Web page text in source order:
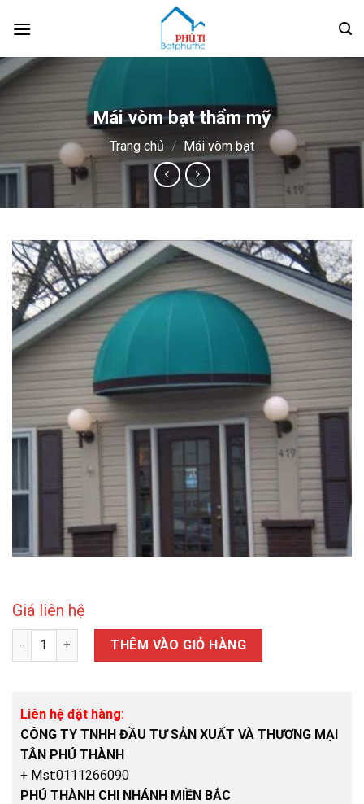
Mái vòm bạt thẩm mỹ
Trang chủ / Mái vòm bạt
Giá liên hệ
Mái vòm bạt thẩm mỹ số lượngTHÊM VÀO GIỎ HÀNG
Liên hệ đặt hàng:
CÔNG TY TNHH ĐẦU TƯ SẢN XUẤT VÀ THƯƠNG MẠI
TÂN PHÚ THÀNH
+ Mst:0111266090
PHÚ THÀNH CHI NHÁNH MIỀN BẮC